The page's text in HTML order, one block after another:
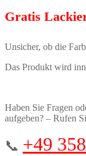
Gratis
Unsicher, ob die
Das Produkt wird
Haben Sie Fragen
aufgeben? – Rufen
📞 +49